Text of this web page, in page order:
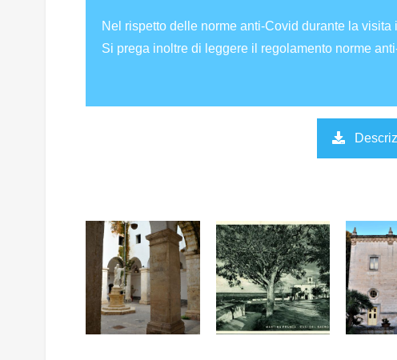
Nel rispetto delle norme anti-Covid durante la
Si prega inoltre di leggere il regolamento norme